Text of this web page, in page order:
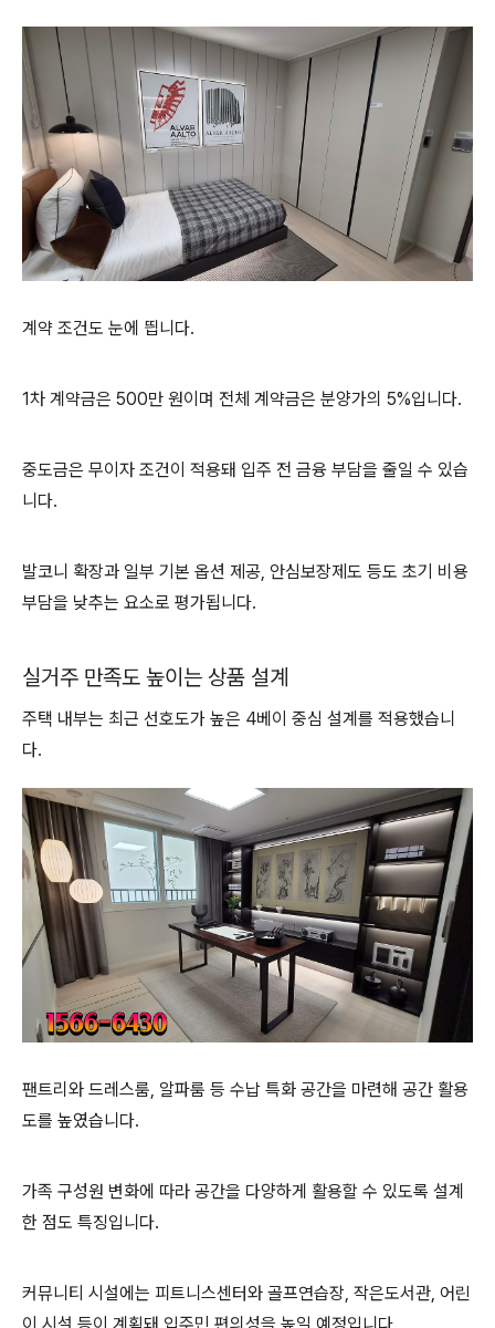
계약 조건도 눈에 띕니다.
1차 계약금은 500만 원이며 전체 계약금은 분양가의 5%입니다.
중도금은 무이자 조건이 적용돼 입주 전 금융 부담을 줄일 수 있습
니다.
발코니 확장과 일부 기본 옵션 제공, 안심보장제도 등도 초기 비용
부담을 낮추는 요소로 평가됩니다.
실거주 만족도 높이는 상품 설계
주택 내부는 최근 선호도가 높은 4베이 중심 설계를 적용했습니
다.
팬트리와 드레스룸, 알파룸 등 수납 특화 공간을 마련해 공간 활용
도를 높였습니다.
가족 구성원 변화에 따라 공간을 다양하게 활용할 수 있도록 설계
한 점도 특징입니다.
커뮤니티 시설에는 피트니스센터와 골프연습장, 작은도서관, 어린